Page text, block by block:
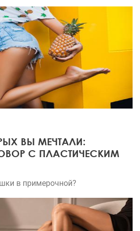
ВЫ МЕЧТАЛИ:
С ПЛАСТИЧЕСКИМ
в примерочной?